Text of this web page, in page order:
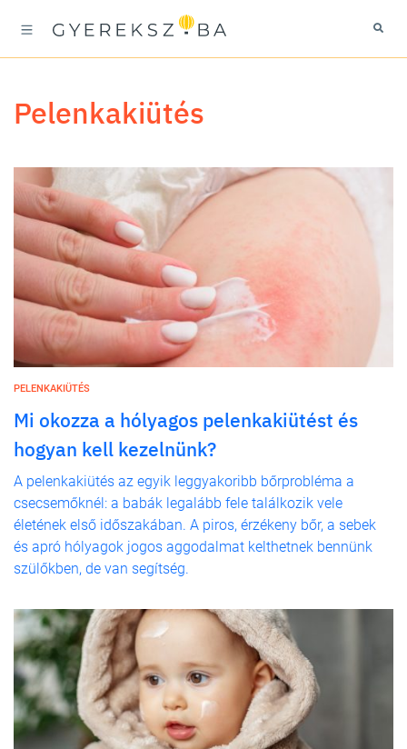
pelenkakiütés
PELENKAKIÜTÉS
Mi okozza a hólyagos pelenkakiütést és
hogyan kell kezelnünk?
A pelenkakiütés az egyik leggyakoribb bőrprobléma a
csecsemőknél: a babák legalább fele találkozik vele
életének első időszakában. A piros, érzékeny bőr, a sebek
és apró hólyagok jogos aggodalmat kelthetnek bennünk
szülőkben, de van segítség.